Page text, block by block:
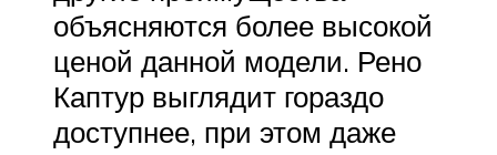
объясняются более высокой
ценой данной модели. Рено
Каптур выглядит гораздо
доступнее, при этом даже